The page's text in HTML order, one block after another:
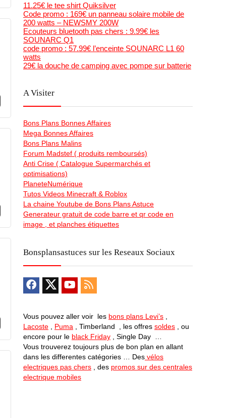
11.25€ le tee shirt Quiksilver
Code promo : 169€ un panneau solaire mobile de
200 watts – NEWSMY 200W
Ecouteurs bluetooth pas chers : 9.99€ les
SOUNARC Q1
code promo : 57.99€ l’enceinte SOUNARC L1 60
watts
29€ la douche de camping avec pompe sur batterie
A Visiter
Bons Plans Bonnes Affaires
Mega Bonnes Affaires
Bons Plans Malins
Forum Madstef ( produits remboursés)
Anti Crise ( Catalogue Supermarchés et
optimisations)
PlaneteNumérique
Tutos Videos Minecraft & Roblox
La chaine Youtube de Bons Plans Astuce
Generateur gratuit de code barre et qr code en
image , et planches étiquettes
Bonsplansastuces sur les Reseaux Sociaux
Vous pouvez aller voir les bons plans Levi’s
Lacoste
Puma , Timberland , les offres soldes , ou
encore pour le black Friday , Single Day …
Vous trouverez toujours plus de bon plan en allant
dans les differentes catégories … Des vélos
electriques pas chers , des promos sur des centrales
electrique mobiles